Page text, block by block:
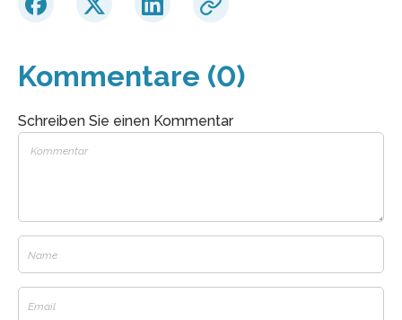
Kommentare (0)
Schreiben Sie einen Kommentar